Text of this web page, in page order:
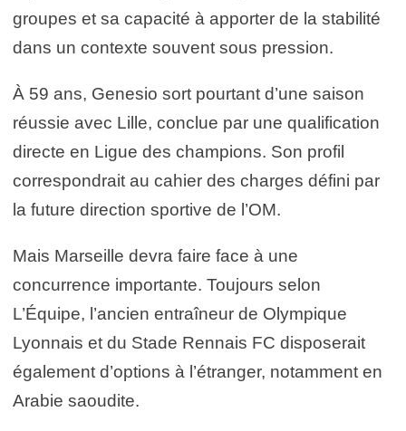
groupes et sa capacité à apporter de la stabilité
dans un contexte souvent sous pression.
À 59 ans, Genesio sort pourtant d’une saison
réussie avec Lille, conclue par une qualification
directe en Ligue des champions. Son profil
correspondrait au cahier des charges défini par
la future direction sportive de l’OM.
Mais Marseille devra faire face à une
concurrence importante. Toujours selon
L’Équipe, l’ancien entraîneur de Olympique
Lyonnais et du Stade Rennais FC disposerait
également d’options à l’étranger, notamment en
Arabie saoudite.